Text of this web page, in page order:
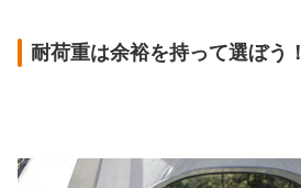
耐荷重は余裕を持って選ぼう！